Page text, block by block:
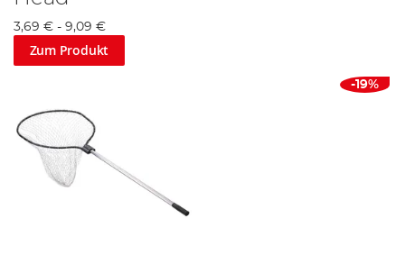
3,69 € - 9,09 €
Zum Produkt
-19%